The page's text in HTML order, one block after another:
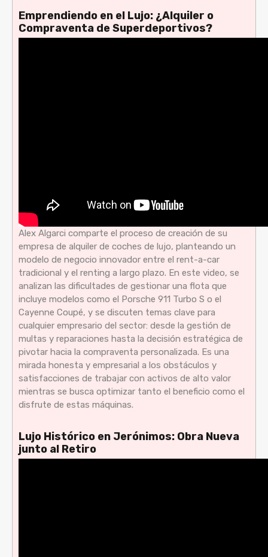
Emprendiendo en el Lujo: ¿Alquiler o
Compraventa de Superdeportivos?
Alex Algarci comparte el proceso de creación de su
empresa de alquiler de coches de lujo, planteando un
modelo de negocio innovador entre el rent-a-car
tradicional y el renting a largo plazo. En este video, se
analizan las dificultades de gestionar una flota que
incluye modelos como el Porsche 911 Turbo S o el
Cayenne Coupé, y se discuten temas clave para
cualquier empresario del sector: desde la gestión de
multas y reparaciones hasta la decisión estratégica de
pivotar hacia la compraventa personalizada. Es una
mirada honesta y empresarial a los obstáculos y
satisfacciones de trabajar con activos de alto valor
mientras se busca optimizar tanto el beneficio como el
disfrute de estas máquinas.
Lujo Histórico en Jerónimos: Obra Nueva
junto al Retiro